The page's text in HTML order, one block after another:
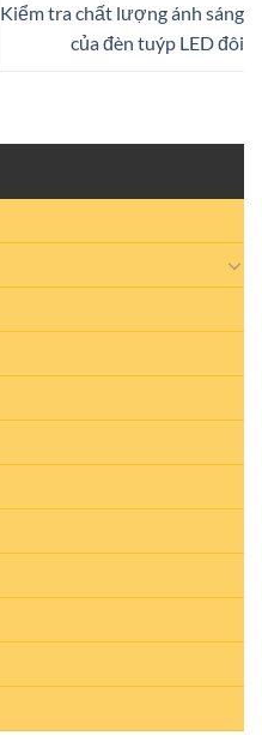
Kiểm tra chất lượng ánh sáng
của đèn tuýp LED đôi